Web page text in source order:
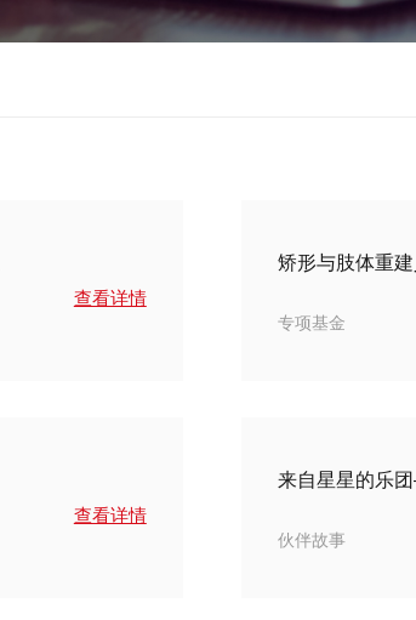
查看详情
矫形与肢体重
专项基金
查看详情
来自星星的乐
伙伴故事